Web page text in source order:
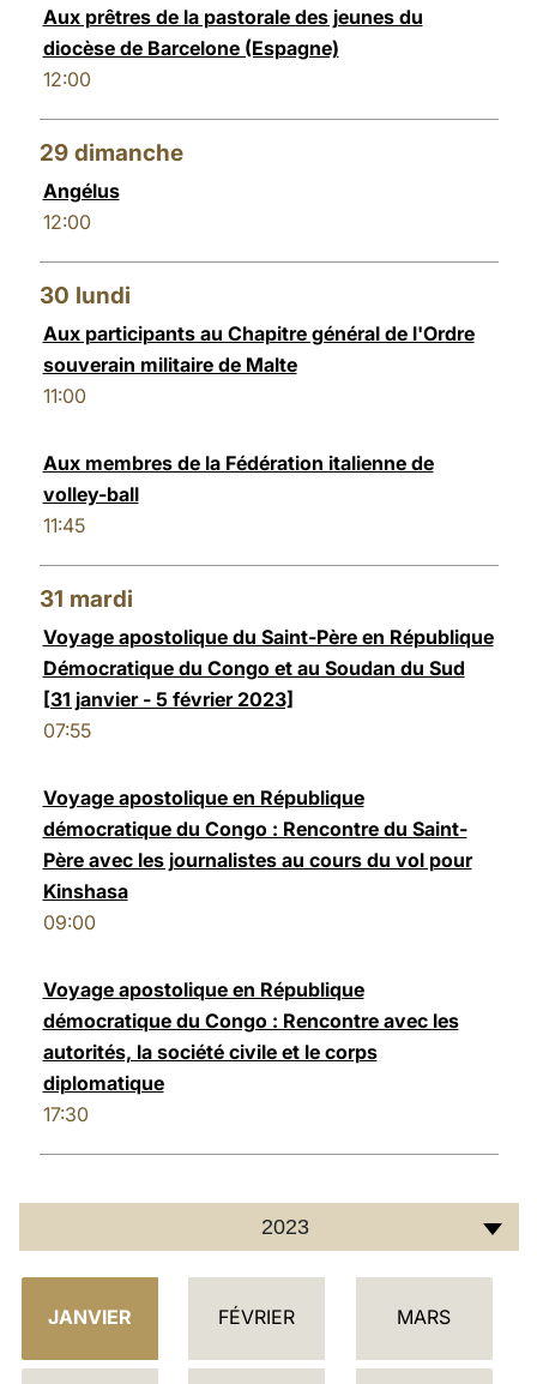
Aux prêtres de la pastorale des jeunes du
diocèse de Barcelone (Espagne)
12:00
29 dimanche
Angélus
12:00
30 lundi
Aux participants au Chapitre général de l'Ordre
souverain militaire de Malte
11:00
Aux membres de la Fédération italienne de
volley-ball
11:45
31 mardi
Voyage apostolique du Saint-Père en République
Démocratique du Congo et au Soudan du Sud
[31 janvier - 5 février 2023]
07:55
Voyage apostolique en République
démocratique du Congo : Rencontre du Saint-
Père avec les journalistes au cours du vol pour
Kinshasa
09:00
Voyage apostolique en République
démocratique du Congo : Rencontre avec les
autorités, la société civile et le corps
diplomatique
17:30
2023
C
L
JANVIER FÉVRIER MARS